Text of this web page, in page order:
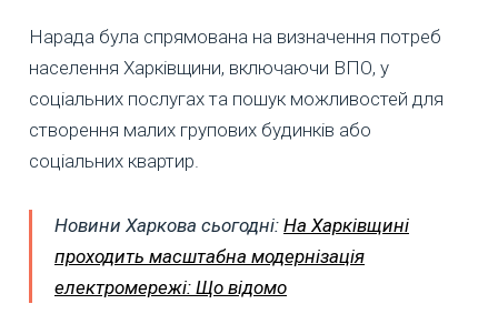
Нарада була спрямована на визначення потреб
населення Харківщини, включаючи ВПО, у
соціальних послугах та пошук можливостей для
створення малих групових будинків або
соціальних квартир.
Новини Харкова сьогодні: На Харківщині
проходить масштабна модернізація
електромережі: Що відомо